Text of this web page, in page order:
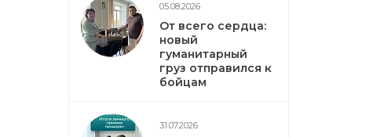
05.08.2026
От всего сердца:
новый
гуманитарный
груз отправился к
бойцам
31.07.2026